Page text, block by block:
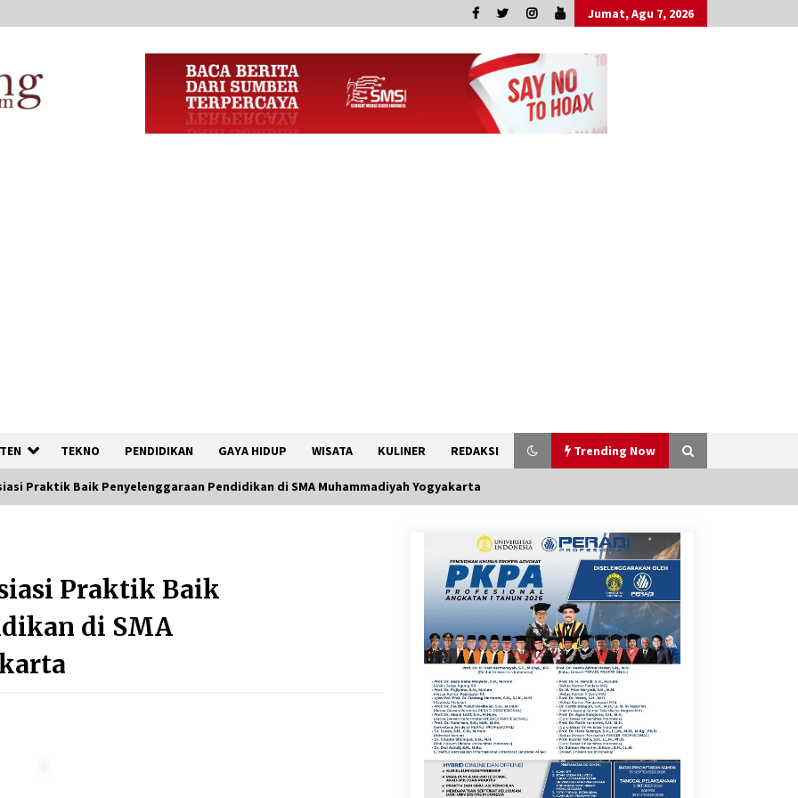
Jumat, Agu 7, 2026
TEKNO PENDIDIKAN GAYA HIDUP WISATA KULINER REDAKSI Trending Now
Perbup Pengadaan Barang
7 Agustus 2026
Kemenkum Malut Ikuti ‘Pasti
Ada Solusi’, Menkum Dorong
Transformasi Digital
7 Agustus 2026
Pemanfaatan Limbah Galon
Bekas, Lapas Banjar Tanam
200 Pohon Cabai Dukung
Program Ketahanan Pangan
7 Agustus 2026
Praktik Baik Penyelenggaraan Pendidikan di SMA Muhammadiyah Yogyakarta
Praktik Baik
di SMA